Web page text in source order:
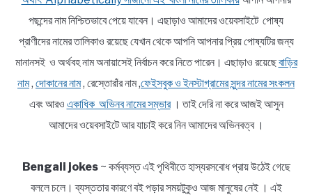
পছন্দের নাম নিশ্চিতভাবে পেয়ে যাবেন। এছাড়াও আমাদের ওয়েবসাইটে পোষ্য
প্রাণীদের নামের তালিকাও রয়েছে যেখান থেকে আপনি আপনার প্রিয় পোষ্যটির জন্য
মানানসই ও অর্থবহ নাম অনায়াসেই নির্বাচন করে নিতে পারেন। এছাড়াও রয়েছেবাড়ির
নাম, দোকানের নাম, রেস্তোরাঁর নাম ,ফেইসবুক ও ইনস্টাগ্রামের সুন্দর নামের সংকলন
এবং আরও একাধিক অভিনব নামের সম্ভার। তাই দেরি না করে আজই আসুন
আমাদের ওয়েবসাইটে আর যাচাই করে নিন আমাদের অভিনবত্ব ।
Bengali jokes~ কর্মব্যস্ত এই পৃথিবীতে হাস্যরসবোধ প্রায় উঠেই গেছে
বললে চলে। ব্যস্ততার কারণে বই পড়ার সময়টুকুও আজ মানুষের নেই । এই